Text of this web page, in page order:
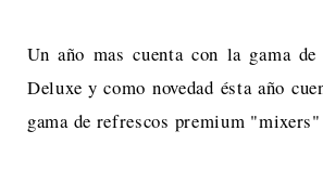
Un año mas cuenta con la gama
Deluxe y como novedad ésta año
gama de refrescos premium "mixers"